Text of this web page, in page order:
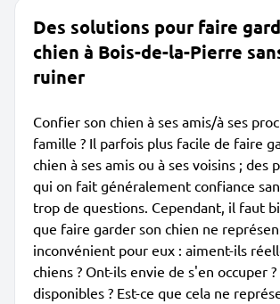
Des solutions pour faire
chien à Bois-de-la-Pierre
ruiner
Confier son chien à ses amis/à ses
famille ? Il parfois plus facile de faire
chien à ses amis ou à ses voisins ; des
qui on fait généralement confiance
trop de questions. Cependant, il faut
que faire garder son chien ne
inconvénient pour eux : aiment-ils
chiens ? Ont-ils envie de s'en occuper
disponibles ? Est-ce que cela ne